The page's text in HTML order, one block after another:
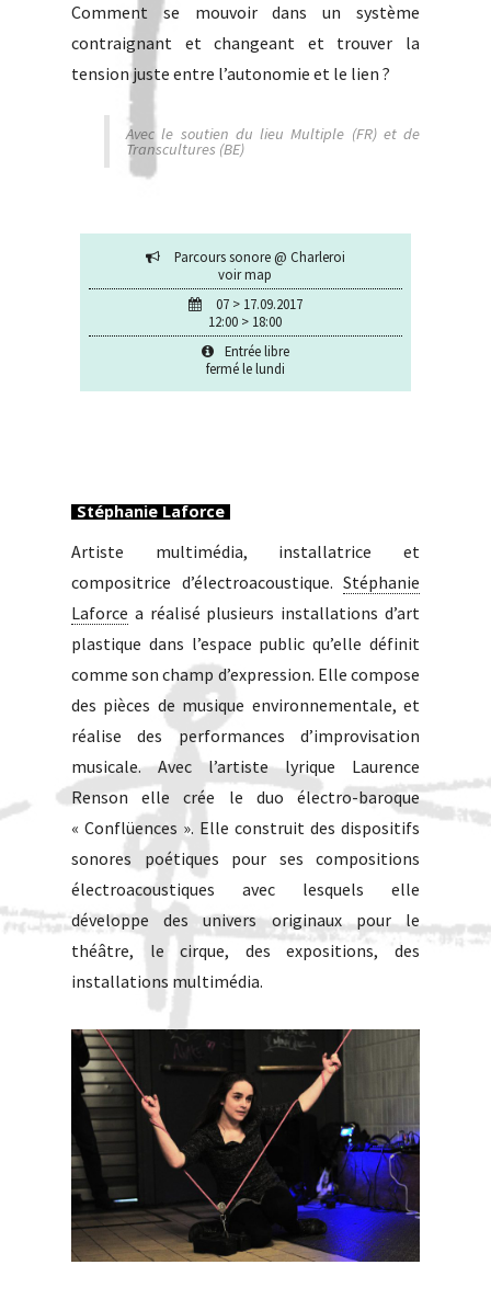
Comment se mouvoir dans un système
contraignant et changeant et trouver la
tension juste entre l’autonomie et le lien ?
Avec le soutien du lieu Multiple (FR) et de
Transcultures (BE)
Parcours sonore @ Charleroi
voir map
07 > 17.09.2017
12:00 > 18:00
Entrée libre
fermé le lundi
Stéphanie Laforce
Artiste multimédia, installatrice et
compositrice d’électroacoustique. Stéphanie
Laforce a réalisé plusieurs installations d’art
plastique dans l’espace public qu’elle définit
comme son champ d’expression. Elle compose
des pièces de musique environnementale, et
réalise des performances d’improvisation
musicale. Avec l’artiste lyrique Laurence
Renson elle crée le duo électro-baroque
« Conflüences ». Elle construit des dispositifs
sonores poétiques pour ses compositions
électroacoustiques avec lesquels elle
développe des univers originaux pour le
théâtre, le cirque, des expositions, des
installations multimédia.